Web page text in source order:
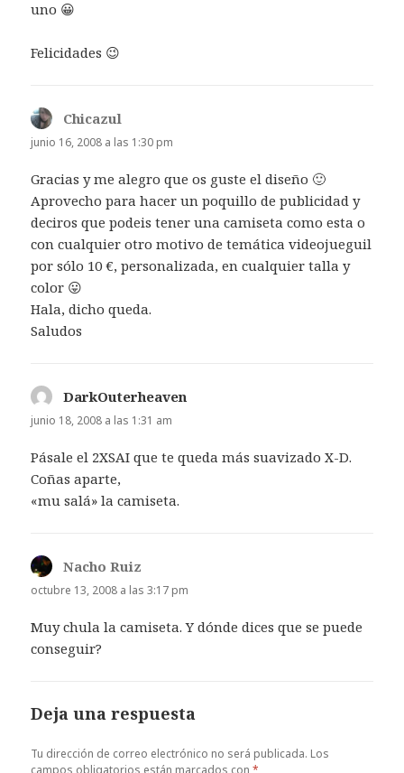
uno 😀
Felicidades 😉
Chicazul
junio 16, 2008 a las 1:30 pm
Gracias y me alegro que os guste el diseño 🙂
Aprovecho para hacer un poquillo de publicidad y
deciros que podeis tener una camiseta como esta o
con cualquier otro motivo de temática videojueguil
por sólo 10 €, personalizada, en cualquier talla y
color 😛
Hala, dicho queda.
Saludos
DarkOuterheaven
junio 18, 2008 a las 1:31 am
Pásale el 2XSAI que te queda más suavizado X-D.
Coñas aparte,
«mu salá» la camiseta.
Nacho Ruiz
octubre 13, 2008 a las 3:17 pm
Muy chula la camiseta. Y dónde dices que se puede
conseguir?
Deja una respuesta
Tu dirección de correo electrónico no será publicada. Los